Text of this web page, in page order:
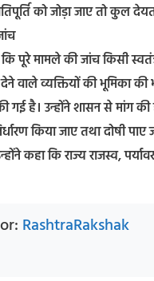
को जोड़ा जाए तो कुल
कि पूरे मामले की जांच किसी
वाले व्यक्तियों की भूमिका की
गई है। उन्होंने शासन से मांग
किया जाए तथा दोषी
कहा कि राज्य राजस्व,
RashtraRakshak